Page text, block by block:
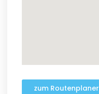
zum Routenplaner